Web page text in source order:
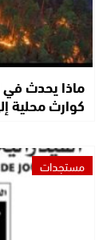
ماذا يحدث في
كوارث محلية
مستجدات